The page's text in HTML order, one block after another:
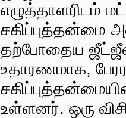
எழுத்தாளரிடம்
சகிப்புத்தன்மை
தற்போதைய
உதாரணமாக,
உள்ளனர். ஒரு